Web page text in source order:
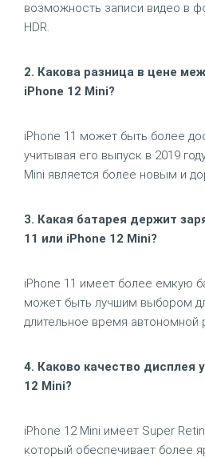
возможность записи видео в
HDR.
2. Какова разница в цене
iPhone 12 Mini?
iPhone 11 может быть более
учитывая его выпуск в 2019
Mini является более новым и
3. Какая батарея держит
11 или iPhone 12 Mini?
iPhone 11 имеет более емкую
может быть лучшим выбором
длительное время автономной
4. Каково качество дисплея
12 Mini?
iPhone 12 Mini имеет Super
который обеспечивает более